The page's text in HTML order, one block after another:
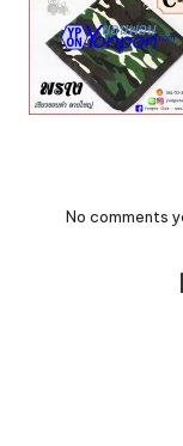
No comments